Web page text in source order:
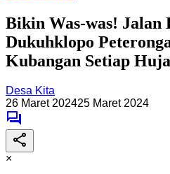
Bikin Was-was! Jalan
Dukuhklopo
Kubangan Setiap
Desa Kita
26 Maret 202425 Maret 2024
×